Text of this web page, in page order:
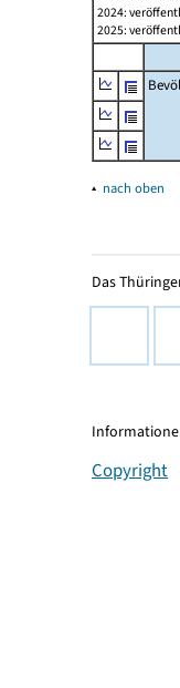
2024:
2025:
▴ nach oben
Das
Copyright